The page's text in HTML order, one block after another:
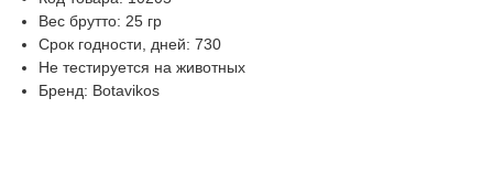
Вес брутто: 25 гр
Срок годности, дней: 730
Не тестируется на животных
Бренд: Botavikos